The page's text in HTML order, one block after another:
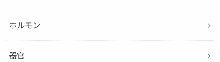
ホルモン
器官